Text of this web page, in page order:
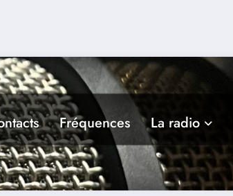
Fréquences La radio